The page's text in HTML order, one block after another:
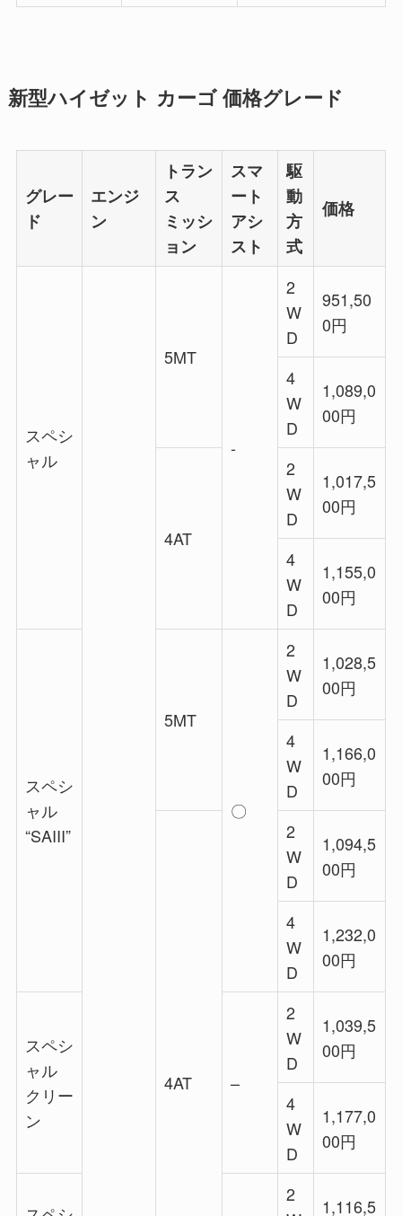
新型ハイゼット カーゴ 価格グレード
グレー
ド
エンジ
ン
トラン
ス
ミッシ
ョン
スマ
ート
アシ
スト
駆
動
方
式
価格
スペシ
ャル
5MT
‐
2
W
D
951,50
0円
4
W
D
1,089,0
00円
4AT
2
W
D
1,017,5
00円
4
W
D
1,155,0
00円
スペシ
ャル
“SAIII”
5MT
〇
2
W
D
1,028,5
00円
4
W
D
1,166,0
00円
4AT
2
W
D
1,094,5
00円
4
W
D
1,232,0
00円
スペシ
ャル
クリー
ン
–
2
W
D
1,039,5
00円
4
W
D
1,177,0
00円
2
1,116,5